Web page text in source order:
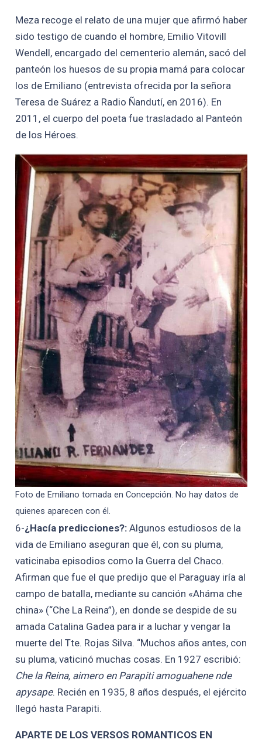
Meza recoge el relato de una mujer que afirmó haber
sido testigo de cuando el hombre, Emilio Vitovill
Wendell, encargado del cementerio alemán, sacó del
panteón los huesos de su propia mamá para colocar
los de Emiliano (entrevista ofrecida por la señora
Teresa de Suárez a Radio Ñandutí, en 2016). En
2011, el cuerpo del poeta fue trasladado al Panteón
de los Héroes.
Foto de Emiliano tomada en Concepción. No hay datos de
quienes aparecen con él.
6-¿Hacía predicciones?:Algunos estudiosos de la
vida de Emiliano aseguran que él, con su pluma,
vaticinaba episodios como la Guerra del Chaco.
Afirman que fue el que predijo que el Paraguay iría al
campo de batalla, mediante su canción «Aháma che
china» (“Che La Reina”), en donde se despide de su
amada Catalina Gadea para ir a luchar y vengar la
muerte del Tte. Rojas Silva. “Muchos años antes, con
su pluma, vaticinó muchas cosas. En 1927 escribió:
Che la Reina, aimero en Parapiti amoguahene nde
apysape. Recién en 1935, 8 años después, el ejército
llegó hasta Parapiti.
APARTE DE LOS VERSOS ROMANTICOS EN